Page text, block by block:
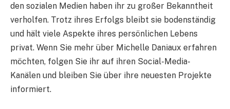
den sozialen Medien haben ihr zu großer Bekanntheit
verholfen. Trotz ihres Erfolgs bleibt sie bodenständig
und hält viele Aspekte ihres persönlichen Lebens
privat. Wenn Sie mehr über Michelle Daniaux erfahren
möchten, folgen Sie ihr auf ihren Social-Media-
Kanälen und bleiben Sie über ihre neuesten Projekte
informiert.